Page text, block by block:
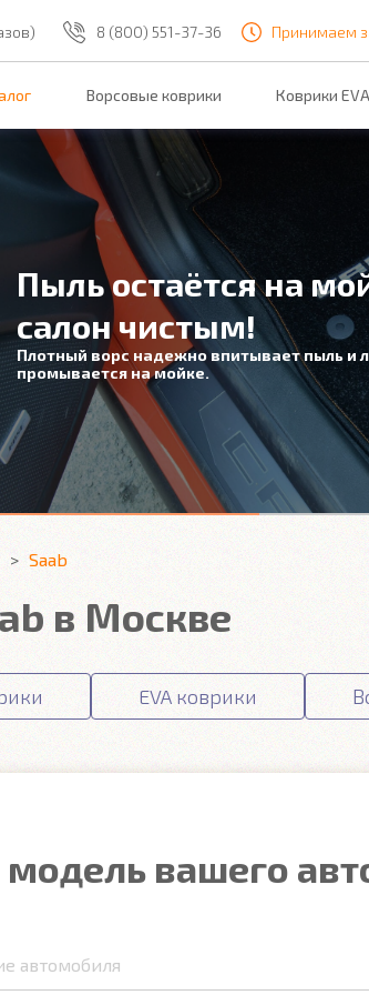
8 (800) 551-37-36 Принимаем
Ворсовые коврики Коврики EVA
Пыль остаётся на
салон чистым!
Плотный ворс надежно впитывает пыль и
промывается на мойке.
Saab
в Москве
EVA коврики
вашего
автомобиля